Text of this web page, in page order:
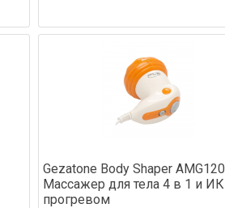
Gezatone Body Shaper AMG120
Массажер для тела 4 в 1 и ИК
прогревом